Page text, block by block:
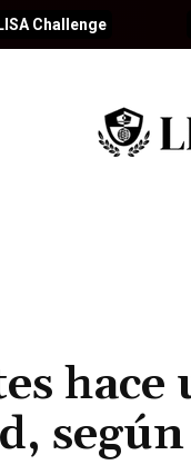
LISA Challenge
hace